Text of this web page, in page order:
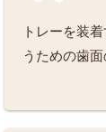
トレーを装
うための歯